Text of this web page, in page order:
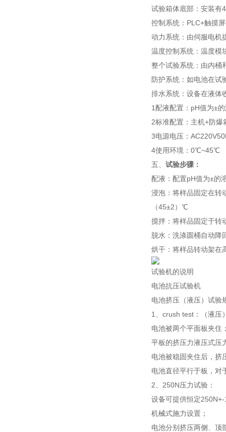
试验箱体底部：安装有
控制系统：PLC+触摸
动力系统：由伺服电机
温度控制系统：温度模
整个试验系统：由内桶
防护系统：如电池在试
排水系统：设备在液体
1配液配置：pH值为±
2标准配置：主机+防
3电源电压：
4使用环境：0℃~45℃
五、 试验步骤：
配液：配置pH值为±的
浸泡：将样品固定在转
（45±2）℃
搅拌：将样品固定于转
脱水：洗涤圆桶自动降
烘干：将样品转动架
试验机的说明
电池抗压试验机
电池挤压（液压）试验
1、crush test：（液压
电池被两个平面板夹住
平板的挤压力液压式压
电池被稳固夹住后，挤
电池直径平行于板，对
2、250N压力试验：
设备可提供恒定
机械式施力设置；
电池分别挤压两侧、顶